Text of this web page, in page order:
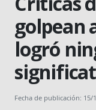
golpean
logró
Fecha de publicación: 15/